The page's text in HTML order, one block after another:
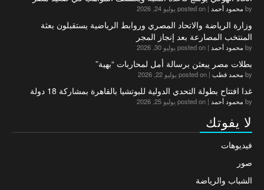
by محمود أحمد | posted on يوليو 24, 2026
وزارة الرياضة والاتحاد المصري وروابط الرياضية يستقبلون بعثة
المنتخب المصارعة بعد إنجاز المجر
by محمود أحمد | posted on يوليو 30, 2026
بطلات مصر يبعثن برسالة أمل لمحاربات “بهية”
by محمد قطب | posted on يوليو 22, 2026
غدا افتتاح بطولة التحدي الدولية للبوتشيا بالقاهرة بمشاركة 18 دولة
by محمود أحمد | posted on يوليو 25, 2026
لا يفوتك
فيديوهات
صور
الشباب والرياضة